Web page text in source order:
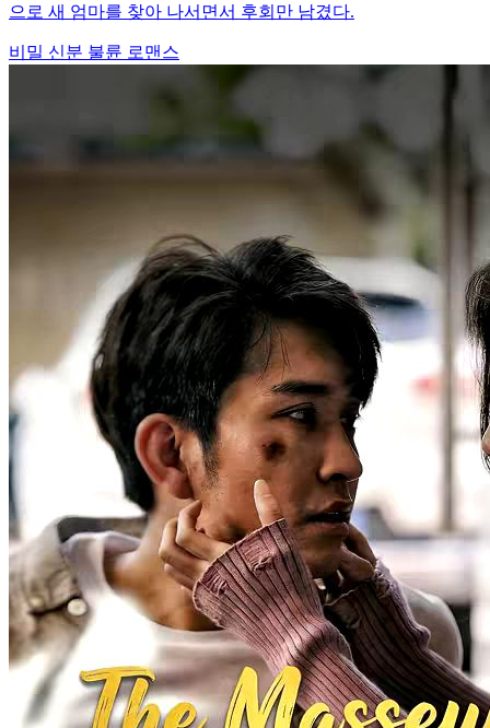
으로 새 엄마를 찾아 나서면서 후회만 남겼다.
비밀 신분 불륜 로맨스